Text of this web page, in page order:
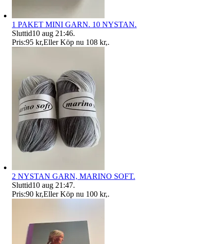
1 PAKET MINI GARN. 10 NYSTAN.
Sluttid10 aug 21:46.
Pris:95 kr,Eller Köp nu 108 kr,.
2 NYSTAN GARN, MARINO SOFT.
Sluttid10 aug 21:47.
Pris:90 kr,Eller Köp nu 100 kr,.